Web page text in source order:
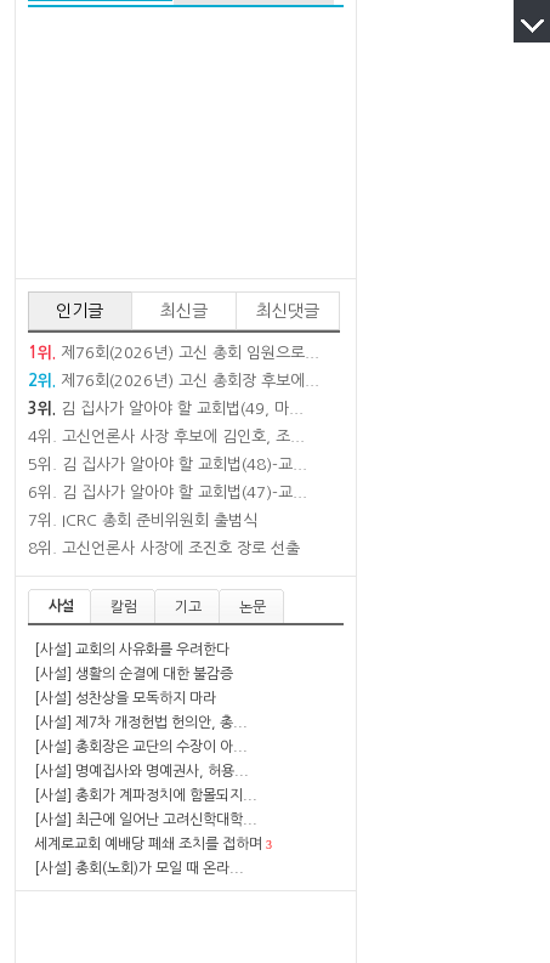
인기글 최신글 최신댓글
1위.
제76회(2026년) 고신 총회 임원으로...
2위.
제76회(2026년) 고신 총회장 후보에...
3위.
김 집사가 알아야 할 교회법(49, 마...
4위.
고신언론사 사장 후보에 김인호, 조...
5위.
김 집사가 알아야 할 교회법(48)-교...
6위.
김 집사가 알아야 할 교회법(47)-교...
7위.
ICRC 총회 준비위원회 출범식
8위.
고신언론사 사장에 조진호 장로 선출
사설 칼럼 기고 논문
[사설] 교회의 사유화를 우려한다
[사설] 생활의 순결에 대한 불감증
[사설] 성찬상을 모독하지 마라
[사설] 제7차 개정헌법 헌의안, 총...
[사설] 총회장은 교단의 수장이 아...
[사설] 명예집사와 명예권사, 허용...
[사설] 총회가 계파정치에 함몰되지...
[사설] 최근에 일어난 고려신학대학...
세계로교회 예배당 폐쇄 조치를 접하며 3
[사설] 총회(노회)가 모일 때 온라...